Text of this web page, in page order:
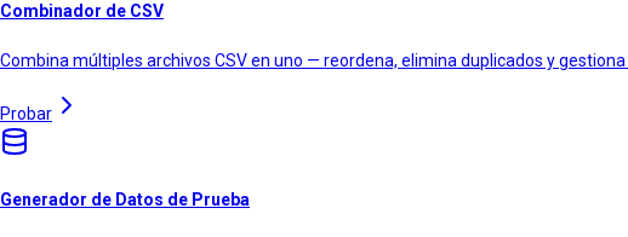
Combinador de CSV
Combina múltiples archivos CSV en uno — reordena, elimina duplicados y
Probar
Generador de Datos de Prueba